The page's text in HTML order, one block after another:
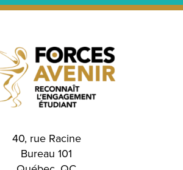
40, rue Racine
Bureau 101